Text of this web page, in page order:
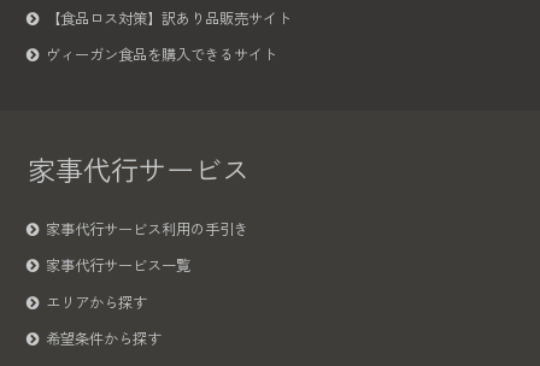
【食品ロス対策】訳あり品販売サイト
ヴィーガン食品を購入できるサイト
家事代行サービス
家事代行サービス利用の手引き
家事代行サービス一覧
エリアから探す
希望条件から探す